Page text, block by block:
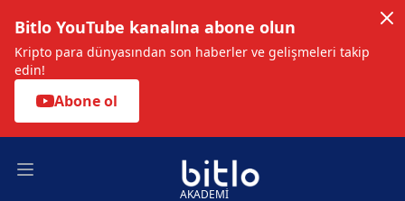
Bitlo YouTube kanalına abone olun
Kripto para dünyasından son haberler ve gelişmeleri takip
edin!
Abone ol
Open main menu
AKADEMİ